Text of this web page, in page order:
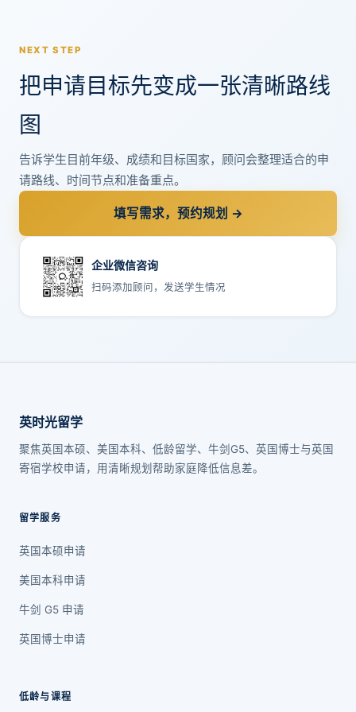
NEXT STEP
把申请目标先变成一张清晰路线
图
告诉学生目前年级、成绩和目标国家，顾问会整理适合的申
请路线、时间节点和准备重点。
填写需求，预约规划 →
企业微信咨询
扫码添加顾问，发送学生情况
英时光留学
聚焦英国本硕、美国本科、低龄留学、牛剑G5、英国博士与英国
寄宿学校申请，用清晰规划帮助家庭降低信息差。
留学服务
英国本硕申请
美国本科申请
牛剑 G5 申请
英国博士申请
低龄与课程